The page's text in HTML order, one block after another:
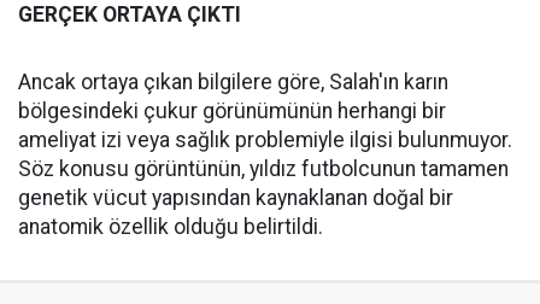
GERÇEK ORTAYA ÇIKTI
Ancak ortaya çıkan bilgilere göre, Salah'ın karın
bölgesindeki çukur görünümünün herhangi bir
ameliyat izi veya sağlık problemiyle ilgisi bulunmuyor.
Söz konusu görüntünün, yıldız futbolcunun tamamen
genetik vücut yapısından kaynaklanan doğal bir
anatomik özellik olduğu belirtildi.